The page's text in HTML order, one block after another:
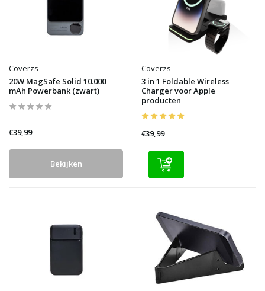
Coverzs
20W MagSafe Solid 10.000
mAh Powerbank (zwart)
€39,99
Bekijken
Coverzs
3 in 1 Foldable Wireless
Charger voor Apple
producten
€39,99